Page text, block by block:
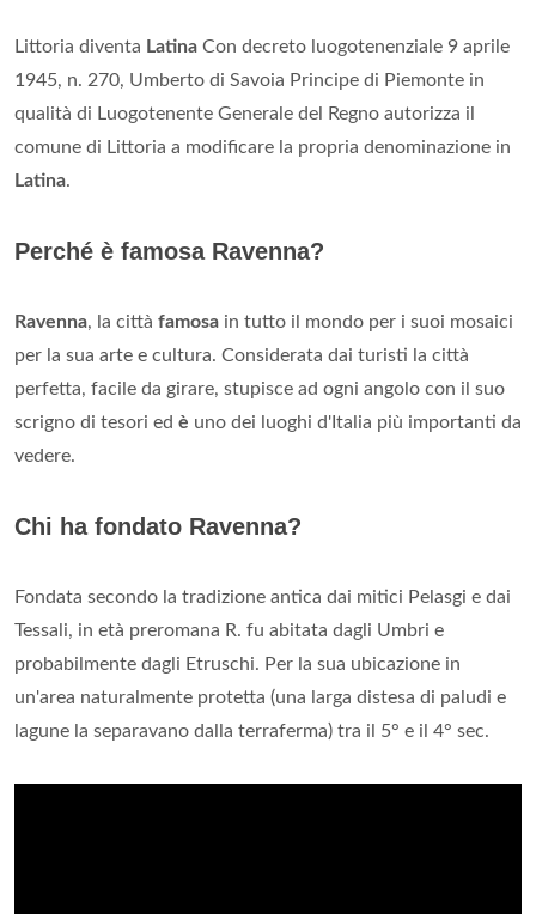
Littoria diventa Latina Con decreto luogotenenziale 9 aprile
1945, n. 270, Umberto di Savoia Principe di Piemonte in
qualità di Luogotenente Generale del Regno autorizza il
comune di Littoria a modificare la propria denominazione in
Latina.
Perché è famosa Ravenna?
Ravenna, la città famosa in tutto il mondo per i suoi mosaici
per la sua arte e cultura. Considerata dai turisti la città
perfetta, facile da girare, stupisce ad ogni angolo con il suo
scrigno di tesori ed è uno dei luoghi d'Italia più importanti da
vedere.
Chi ha fondato Ravenna?
Fondata secondo la tradizione antica dai mitici Pelasgi e dai
Tessali, in età preromana R. fu abitata dagli Umbri e
probabilmente dagli Etruschi. Per la sua ubicazione in
un'area naturalmente protetta (una larga distesa di paludi e
lagune la separavano dalla terraferma) tra il 5° e il 4° sec.